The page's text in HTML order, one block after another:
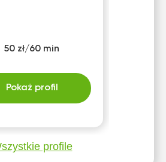
50 zł/60 min
Pokaż profil
profile